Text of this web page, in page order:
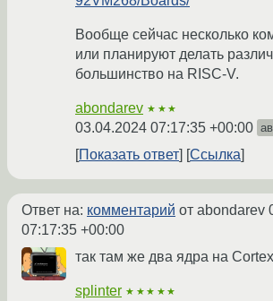
Вообще сейчас несколько
или планируют делать
большинство на RISC-V.
abondarev ★★★
03.04.2024 07:17:35 +00:00
Показать ответ Ссылка
Ответ на: комментарий от abondarev
07:17:35 +00:00
так там же два ядра на
splinter ★★★★★